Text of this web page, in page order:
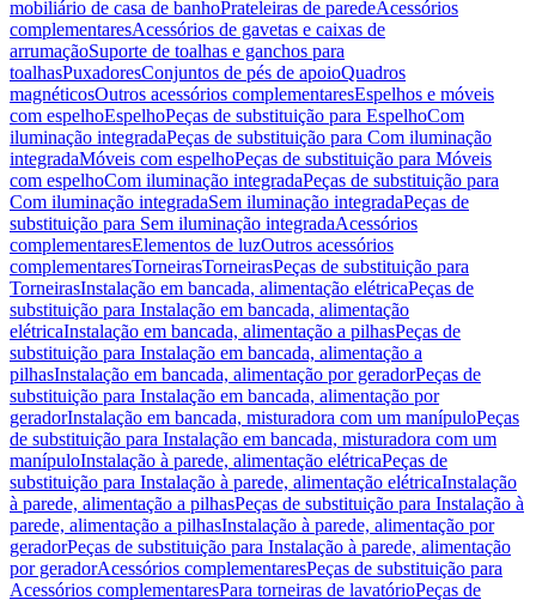
mobiliário de casa de banhoPrateleiras de paredeAcessórios
complementaresAcessórios de gavetas e caixas de
arrumaçãoSuporte de toalhas e ganchos para
toalhasPuxadoresConjuntos de pés de apoioQuadros
magnéticosOutros acessórios complementaresEspelhos e móveis
com espelhoEspelhoPeças de substituição para EspelhoCom
iluminação integradaPeças de substituição para Com iluminação
integradaMóveis com espelhoPeças de substituição para Móveis
com espelhoCom iluminação integradaPeças de substituição para
Com iluminação integradaSem iluminação integradaPeças de
substituição para Sem iluminação integradaAcessórios
complementaresElementos de luzOutros acessórios
complementaresTorneirasTorneirasPeças de substituição para
TorneirasInstalação em bancada, alimentação elétricaPeças de
substituição para Instalação em bancada, alimentação
elétricaInstalação em bancada, alimentação a pilhasPeças de
substituição para Instalação em bancada, alimentação a
pilhasInstalação em bancada, alimentação por geradorPeças de
substituição para Instalação em bancada, alimentação por
geradorInstalação em bancada, misturadora com um manípuloPeças
de substituição para Instalação em bancada, misturadora com um
manípuloInstalação à parede, alimentação elétricaPeças de
substituição para Instalação à parede, alimentação elétricaInstalação
à parede, alimentação a pilhasPeças de substituição para Instalação à
parede, alimentação a pilhasInstalação à parede, alimentação por
geradorPeças de substituição para Instalação à parede, alimentação
por geradorAcessórios complementaresPeças de substituição para
Acessórios complementaresPara torneiras de lavatórioPeças de